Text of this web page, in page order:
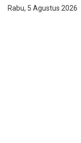
Rabu, 5 Agustus 2026